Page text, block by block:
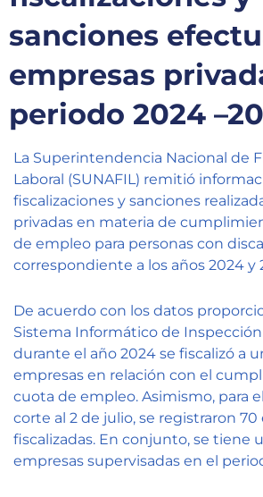
Capacítate
Novedades
Ruta
de
reclamos
sanciones
empresas
periodo 2024
La Superintendencia Nacional de
Laboral (SUNAFIL) remitió
fiscalizaciones y sanciones
privadas en materia de
de empleo para personas con
correspondiente a los años 2024 y
De acuerdo con los datos
Sistema Informático de Inspección
durante el año 2024 se fiscalizó a
empresas en relación con el
cuota de empleo. Asimismo, para
corte al 2 de julio, se registraron 70
fiscalizadas. En conjunto, se tiene
empresas supervisadas en el